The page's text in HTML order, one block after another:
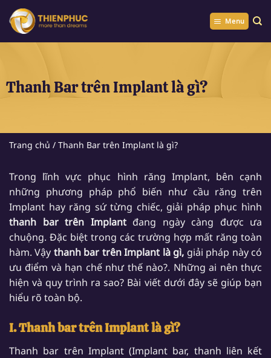
Chuyển
đến
Menu
Thanh Bar trên Implant là gì?
Trang chủ / Thanh Bar trên Implant là gì?
Trong lĩnh vực phục hình răng Implant, bên cạnh
những phương pháp phổ biến như cầu răng trên
Implant hay răng sứ từng chiếc, giải pháp phục hình
thanh bar trên Implantđang ngày càng được ưa
chuộng. Đặc biệt trong các trường hợp mất răng toàn
hàm. Vậy thanh bar trên Implant là gì, giải pháp này có
ưu điểm và hạn chế như thế nào?. Những ai nên thực
hiện và quy trình ra sao? Bài viết dưới đây sẽ giúp bạn
hiểu rõ toàn bộ.
I. Thanh bar trên Implant là gì?
Thanh bar trên Implant (Implant bar, thanh liên kết